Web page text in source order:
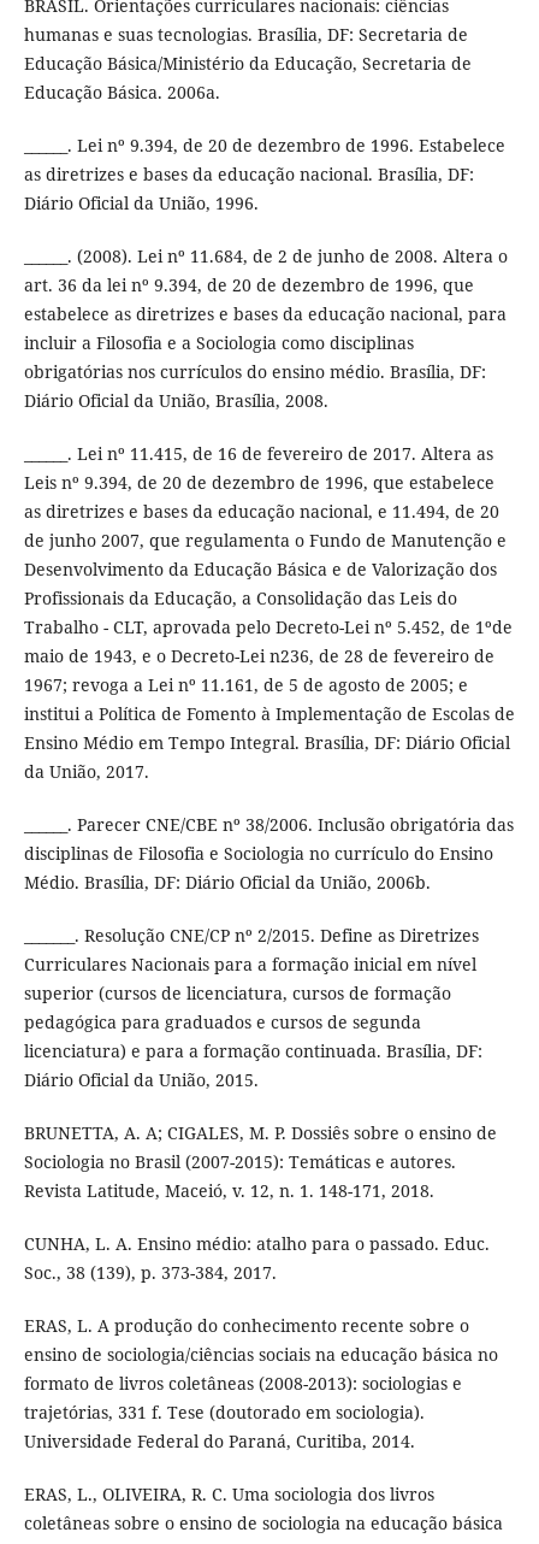
BRASIL. Orientações curriculares nacionais: ciências
humanas e suas tecnologias. Brasília, DF: Secretaria de
Educação Básica/Ministério da Educação, Secretaria de
Educação Básica. 2006a.
______. Lei nº 9.394, de 20 de dezembro de 1996. Estabelece
as diretrizes e bases da educação nacional. Brasília, DF:
Diário Oficial da União, 1996.
______. (2008). Lei nº 11.684, de 2 de junho de 2008. Altera o
art. 36 da lei nº 9.394, de 20 de dezembro de 1996, que
estabelece as diretrizes e bases da educação nacional, para
incluir a Filosofia e a Sociologia como disciplinas
obrigatórias nos currículos do ensino médio. Brasília, DF:
Diário Oficial da União, Brasília, 2008.
______. Lei nº 11.415, de 16 de fevereiro de 2017. Altera as
Leis nº 9.394, de 20 de dezembro de 1996, que estabelece
as diretrizes e bases da educação nacional, e 11.494, de 20
de junho 2007, que regulamenta o Fundo de Manutenção e
Desenvolvimento da Educação Básica e de Valorização dos
Profissionais da Educação, a Consolidação das Leis do
Trabalho - CLT, aprovada pelo Decreto-Lei nº 5.452, de 1ºde
maio de 1943, e o Decreto-Lei n236, de 28 de fevereiro de
1967; revoga a Lei nº 11.161, de 5 de agosto de 2005; e
institui a Política de Fomento à Implementação de Escolas de
Ensino Médio em Tempo Integral. Brasília, DF: Diário Oficial
da União, 2017.
______. Parecer CNE/CBE nº 38/2006. Inclusão obrigatória das
disciplinas de Filosofia e Sociologia no currículo do Ensino
Médio. Brasília, DF: Diário Oficial da União, 2006b.
_______. Resolução CNE/CP nº 2/2015. Define as Diretrizes
Curriculares Nacionais para a formação inicial em nível
superior (cursos de licenciatura, cursos de formação
pedagógica para graduados e cursos de segunda
licenciatura) e para a formação continuada. Brasília, DF:
Diário Oficial da União, 2015.
BRUNETTA, A. A; CIGALES, M. P. Dossiês sobre o ensino de
Sociologia no Brasil (2007-2015): Temáticas e autores.
Revista Latitude, Maceió, v. 12, n. 1. 148-171, 2018.
CUNHA, L. A. Ensino médio: atalho para o passado. Educ.
Soc., 38 (139), p. 373-384, 2017.
ERAS, L. A produção do conhecimento recente sobre o
ensino de sociologia/ciências sociais na educação básica no
formato de livros coletâneas (2008-2013): sociologias e
trajetórias, 331 f. Tese (doutorado em sociologia).
Universidade Federal do Paraná, Curitiba, 2014.
ERAS, L., OLIVEIRA, R. C. Uma sociologia dos livros
coletâneas sobre o ensino de sociologia na educação básica